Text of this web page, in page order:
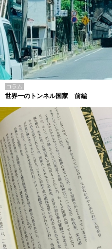
コラム
世界一のトンネル国家 前編